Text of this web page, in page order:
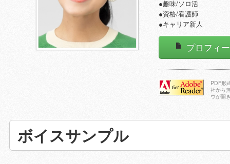
●趣味/ソロ活
●資格/看護師
●キャリア新人
プロフィ
ドする
PDF形
社から
ウが開
ボイスサンプル